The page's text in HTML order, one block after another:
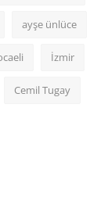
ayşe ünlüce
İzmir
Cemil Tugay